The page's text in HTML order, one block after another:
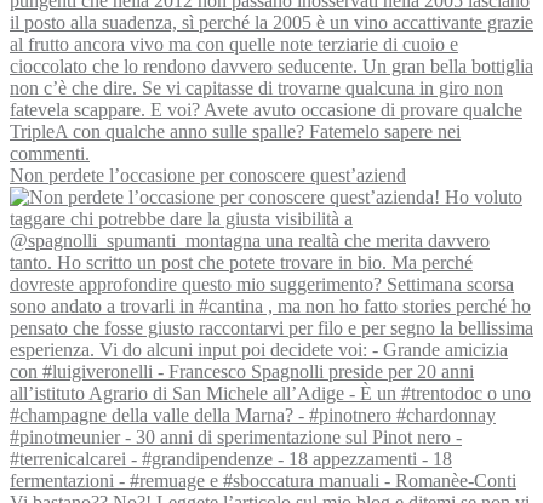
Non perdete l’occasione per conoscere quest’aziend